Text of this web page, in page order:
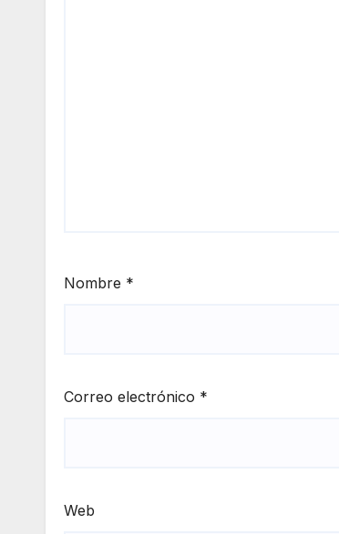
Nombre *
Correo electrónico *
Web